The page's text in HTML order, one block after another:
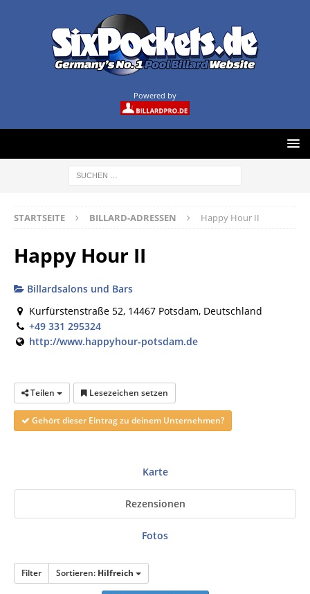
Powered by
STARTSEITE BILLARD-ADRESSEN Happy Hour II
Happy Hour II
Billardsalons und Bars
Kurfürstenstraße 52, 14467 Potsdam, Deutschland
+49 331 295324
http://www.happyhour-potsdam.de
Teilen Lesezeichen setzen
Gehört dieser Eintrag zu deinem Unternehmen?
Karte
Rezensionen
Fotos
Filter Sortieren: Hilfreich